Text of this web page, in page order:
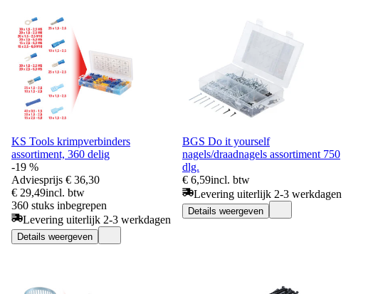
KS Tools krimpverbinders
assortiment, 360 delig
-19 %
Adviesprijs € 36,30
€ 29,49incl. btw
360 stuks inbegrepen
Levering uiterlijk 2-3 werkdagen
Details weergeven
BGS Do it yourself
nagels/draadnagels assortiment 750
dlg.
€ 6,59incl. btw
Levering uiterlijk 2-3 werkdagen
Details weergeven